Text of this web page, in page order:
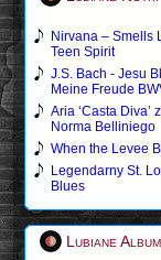
Nirvana – Smells
Teen Spirit
J.S. Bach - Jesu
Meine Freude
Aria ‘Casta Diva’
Norma Belliniego
When the Levee
Legendarny St.
Blues
Lubiane